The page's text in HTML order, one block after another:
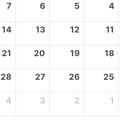
4
5
6
7
11
12
13
14
18
19
20
21
25
26
27
28
1
2
3
4